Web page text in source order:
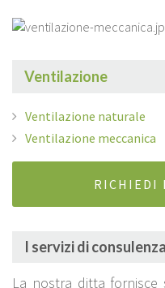
Ventilazione
Ventilazione naturale
Ventilazione meccanica
RICHIEDI
I servizi di
La nostra ditta fornisce